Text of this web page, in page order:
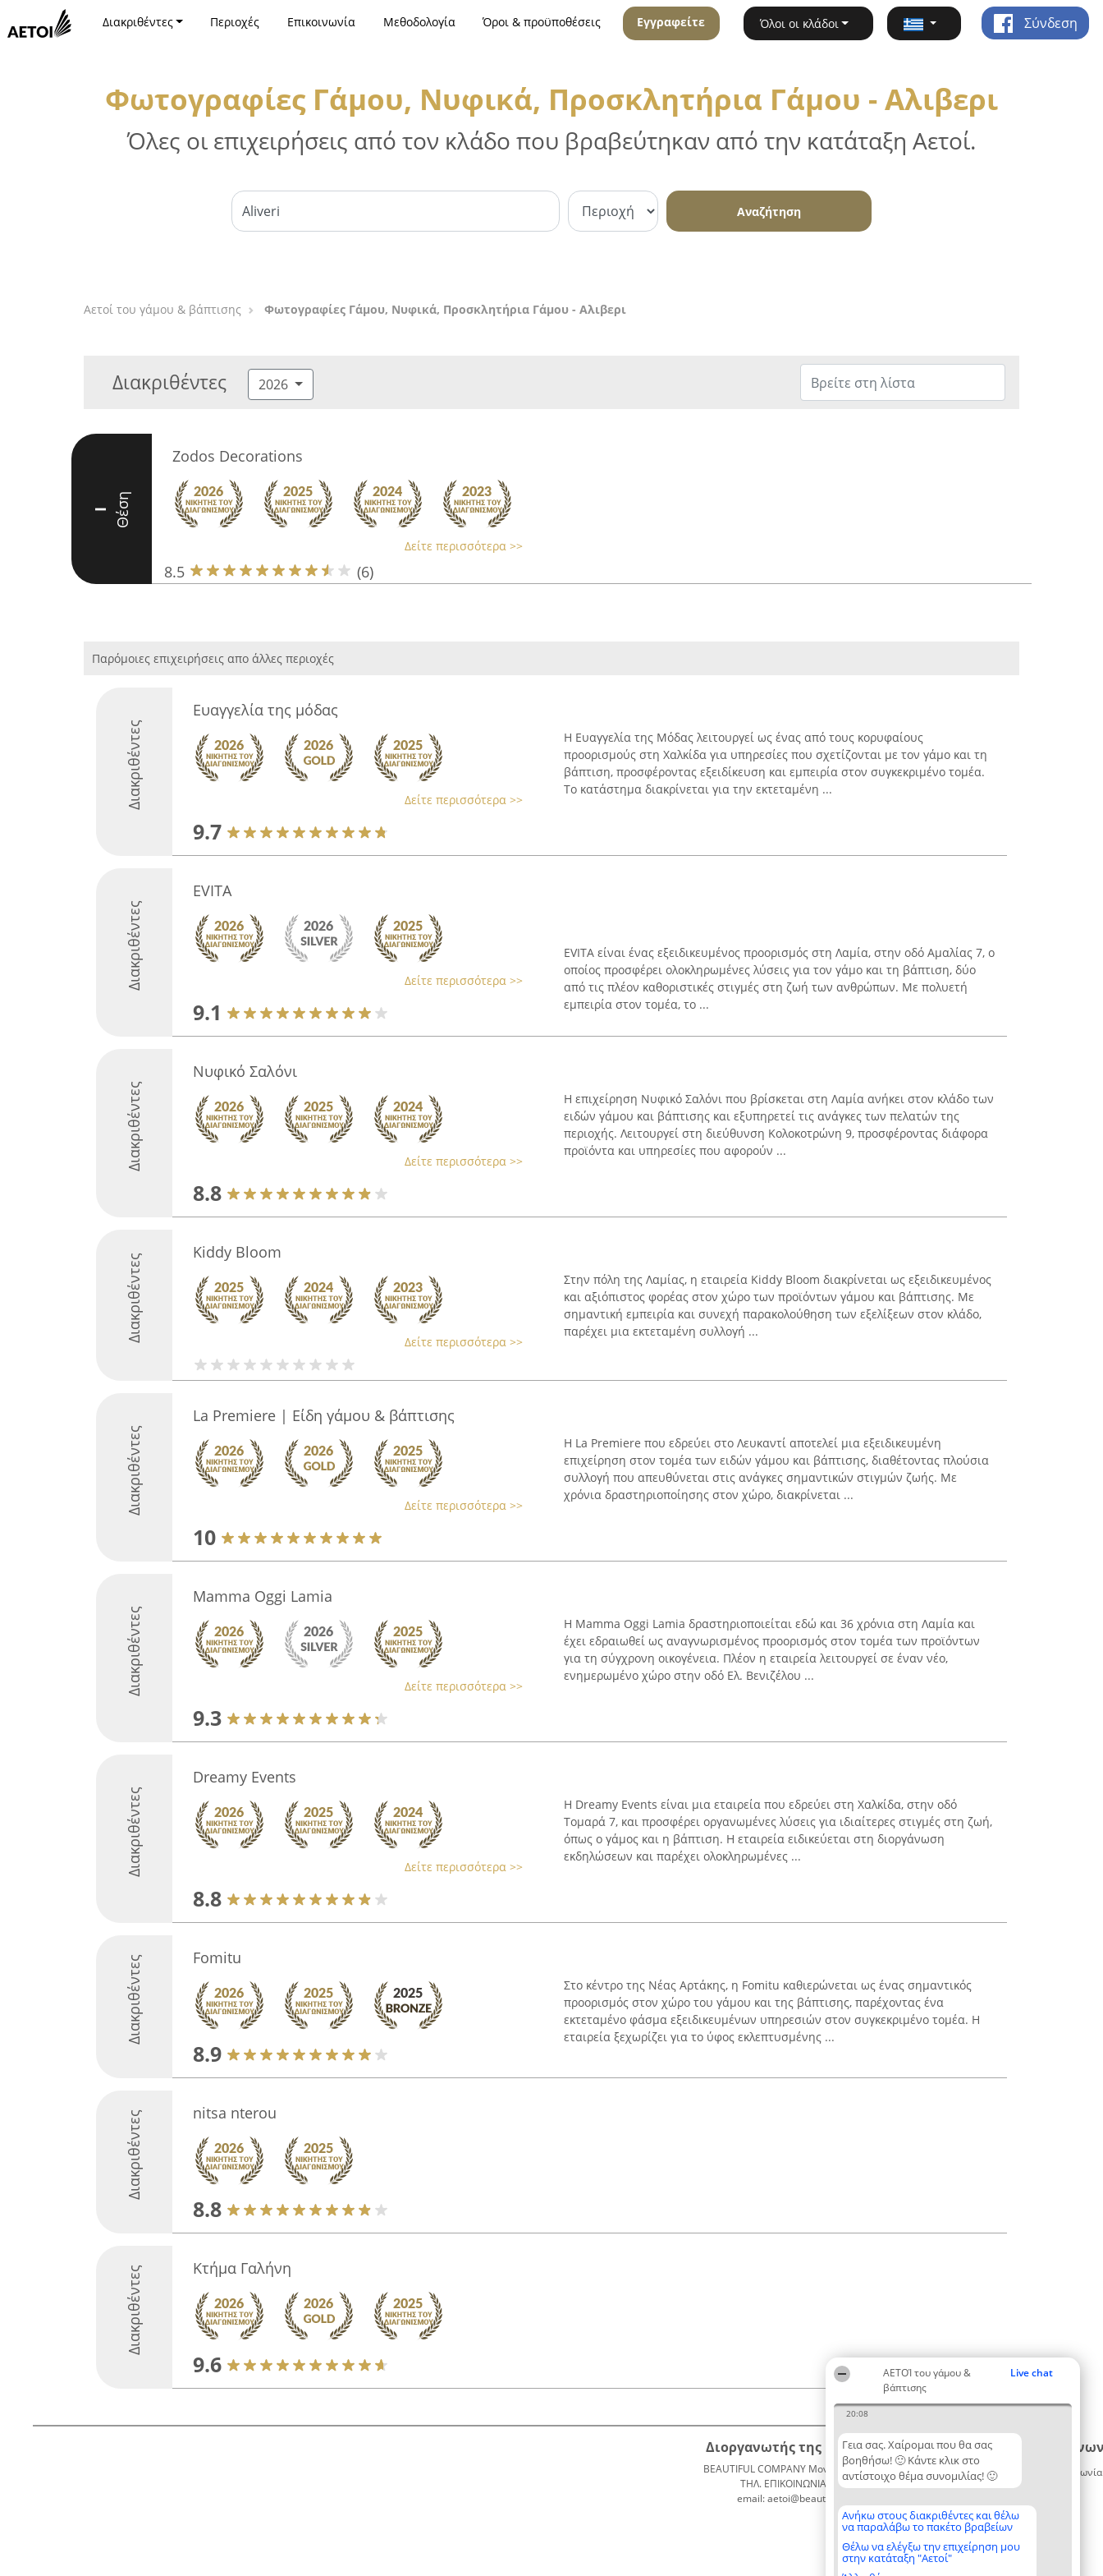
ΑΕΤΟΊ του γάμου &
βάπτισης
Live chat
20:08
Γεια σας. Χαίρομαι που θα σας
βοηθήσω! 🙂 Κάντε κλικ στο
αντίστοιχο θέμα συνομιλίας! 🙂
Ανήκω στους διακριθέντες και θέλω
να παραλάβω το πακέτο βραβείων
Θέλω να ελέγξω την επιχείρηση μου
στην κατάταξη "Αετοί"
Διακριθέντες Περιοχές Επικοινωνία Μεθοδολογία Όροι & προϋποθέσεις Εγγραφείτε Όλοι οι κλάδοι Σύνδεση
Φωτογραφίες Γάμου, Νυφικά, Προσκλητήρια Γάμου - Αλιβερι
Όλες οι επιχειρήσεις από τον κλάδο που βραβεύτηκαν από την κατάταξη Αετοί.
Αναζήτηση
Αετοί του γάμου & βάπτισης Φωτογραφίες Γάμου, Νυφικά, Προσκλητήρια Γάμου - Αλιβερι
Διακριθέντες 2026
I Θέση
Zodos Decorations
Δείτε περισσότερα >>
8.5 (6)
Παρόμοιες επιχειρήσεις απο άλλες περιοχές
Διακριθέντες
Ευαγγελία της μόδας
Δείτε περισσότερα >>
9.7
Η Ευαγγελία της Μόδας λειτουργεί ως ένας από τους κορυφαίους
προορισμούς στη Χαλκίδα για υπηρεσίες που σχετίζονται με τον γάμο και τη
βάπτιση, προσφέροντας εξειδίκευση και εμπειρία στον συγκεκριμένο τομέα.
Το κατάστημα διακρίνεται για την εκτεταμένη ...
Διακριθέντες
EVITA
Δείτε περισσότερα >>
9.1
EVITA είναι ένας εξειδικευμένος προορισμός στη Λαμία, στην οδό Αμαλίας 7, ο
οποίος προσφέρει ολοκληρωμένες λύσεις για τον γάμο και τη βάπτιση, δύο
από τις πλέον καθοριστικές στιγμές στη ζωή των ανθρώπων. Με πολυετή
εμπειρία στον τομέα, το ...
Διακριθέντες
Νυφικό Σαλόνι
Δείτε περισσότερα >>
8.8
Η επιχείρηση Νυφικό Σαλόνι που βρίσκεται στη Λαμία ανήκει στον κλάδο των
ειδών γάμου και βάπτισης και εξυπηρετεί τις ανάγκες των πελατών της
περιοχής. Λειτουργεί στη διεύθυνση Κολοκοτρώνη 9, προσφέροντας διάφορα
προϊόντα και υπηρεσίες που αφορούν ...
Διακριθέντες
Kiddy Bloom
Δείτε περισσότερα >>
Στην πόλη της Λαμίας, η εταιρεία Kiddy Bloom διακρίνεται ως εξειδικευμένος
και αξιόπιστος φορέας στον χώρο των προϊόντων γάμου και βάπτισης. Με
σημαντική εμπειρία και συνεχή παρακολούθηση των εξελίξεων στον κλάδο,
παρέχει μια εκτεταμένη συλλογή ...
Διακριθέντες
La Premiere | Είδη γάμου & βάπτισης
Δείτε περισσότερα >>
10
Η La Premiere που εδρεύει στο Λευκαντί αποτελεί μια εξειδικευμένη
επιχείρηση στον τομέα των ειδών γάμου και βάπτισης, διαθέτοντας πλούσια
συλλογή που απευθύνεται στις ανάγκες σημαντικών στιγμών ζωής. Με
χρόνια δραστηριοποίησης στον χώρο, διακρίνεται ...
Διακριθέντες
Mamma Oggi Lamia
Δείτε περισσότερα >>
9.3
Η Mamma Oggi Lamia δραστηριοποιείται εδώ και 36 χρόνια στη Λαμία και
έχει εδραιωθεί ως αναγνωρισμένος προορισμός στον τομέα των προϊόντων
για τη σύγχρονη οικογένεια. Πλέον η εταιρεία λειτουργεί σε έναν νέο,
ενημερωμένο χώρο στην οδό Ελ. Βενιζέλου ...
Διακριθέντες
Dreamy Events
Δείτε περισσότερα >>
8.8
Η Dreamy Events είναι μια εταιρεία που εδρεύει στη Χαλκίδα, στην οδό
Τομαρά 7, και προσφέρει οργανωμένες λύσεις για ιδιαίτερες στιγμές στη ζωή,
όπως ο γάμος και η βάπτιση. Η εταιρεία ειδικεύεται στη διοργάνωση
εκδηλώσεων και παρέχει ολοκληρωμένες ...
Διακριθέντες Fomitu
8.9
Στο κέντρο της Νέας Αρτάκης, η Fomitu καθιερώνεται ως ένας σημαντικός
προορισμός στον χώρο του γάμου και της βάπτισης, παρέχοντας ένα
εκτεταμένο φάσμα εξειδικευμένων υπηρεσιών στον συγκεκριμένο τομέα. Η
εταιρεία ξεχωρίζει για το ύφος εκλεπτυσμένης ...
Διακριθέντες nitsa nterou
8.8
Διακριθέντες Κτήμα Γαλήνη
9.6
Διοργανωτής της κατάταξης
BEAUTIFUL COMPANY Μονοπρόσωπη ΙΚΕ
ΤΗΛ. ΕΠΙΚΟΙΝΩΝΙΑΣ: 2104128019
email: aetoi@beautifulcompany.co
Κατάταξη
Διακριθέντες
Λίστα
διακριθέντων
Μεθοδολογία
Όροι &
προϋποθέσεις
Επικοινωνία